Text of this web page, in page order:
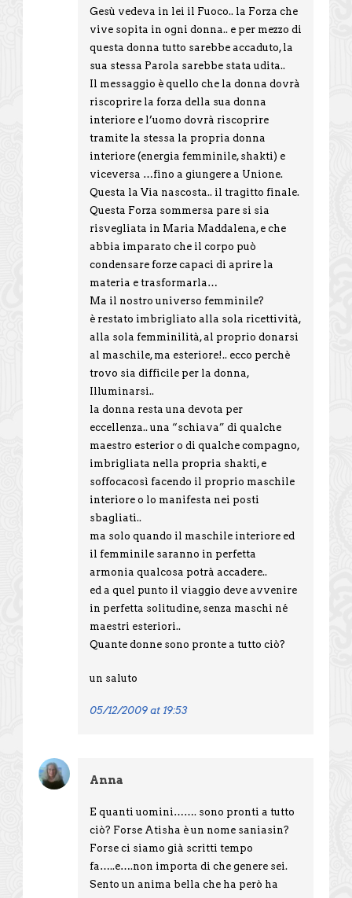
Gesù vedeva in lei il Fuoco.. la Forza che
vive sopita in ogni donna.. e per mezzo di
questa donna tutto sarebbe accaduto, la
sua stessa Parola sarebbe stata udita..
Il messaggio è quello che la donna dovrà
riscoprire la forza della sua donna
interiore e l’uomo dovrà riscoprire
tramite la stessa la propria donna
interiore (energia femminile, shakti) e
viceversa …fino a giungere a Unione.
Questa la Via nascosta.. il tragitto finale.
Questa Forza sommersa pare si sia
risvegliata in Maria Maddalena, e che
abbia imparato che il corpo può
condensare forze capaci di aprire la
materia e trasformarla…
Ma il nostro universo femminile?
è restato imbrigliato alla sola ricettività,
alla sola femminilità, al proprio donarsi
al maschile, ma esteriore!.. ecco perchè
trovo sia difficile per la donna,
Illuminarsi..
la donna resta una devota per
eccellenza.. una “schiava” di qualche
maestro esterior o di qualche compagno,
imbrigliata nella propria shakti, e
soffocacosì facendo il proprio maschile
interiore o lo manifesta nei posti
sbagliati..
ma solo quando il maschile interiore ed
il femminile saranno in perfetta
armonia qualcosa potrà accadere..
ed a quel punto il viaggio deve avvenire
in perfetta solitudine, senza maschi né
maestri esteriori..
Quante donne sono pronte a tutto ciò?
un saluto
05/12/2009 at 19:53
Anna
E quanti uomini……. sono pronti a tutto
ciò? Forse Atisha è un nome saniasin?
Forse ci siamo già scritti tempo
fa…..e….non importa di che genere sei.
Sento un anima bella che ha però ha